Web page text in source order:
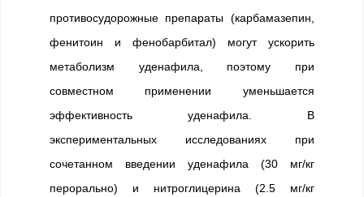
противосудорожные препараты (карбамазепин,
фенитоин и фенобарбитал) могут ускорить
метаболизм уденафила, поэтому при
совместном применении уменьшается
эффективность уденафила. В
экспериментальных исследованиях при
сочетанном введении уденафила (30 мг/кг
перорально) и нитроглицерина (2.5 мг/кг